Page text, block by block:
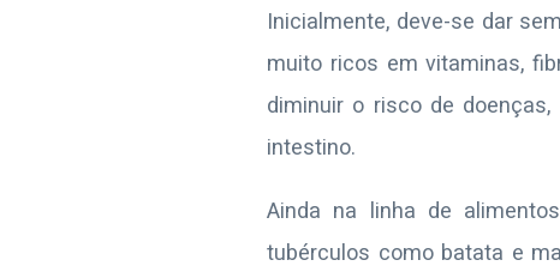
Inicialmente, deve-se dar
muito ricos em vitaminas,
diminuir o risco de
intestino.
Ainda na linha de
tubérculos como batata e